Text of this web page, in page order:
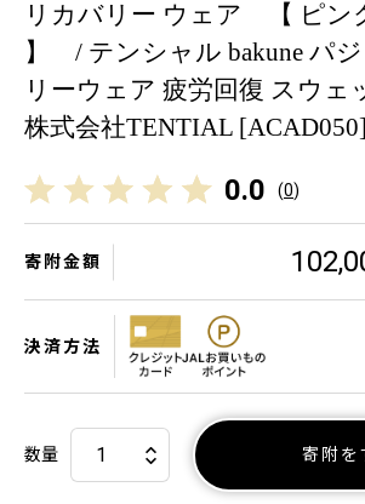
リカバリー ウェア 【 ピン
】 / テンシャル bakune パ
リーウェア 疲労回復 スウェ
株式会社TENTIAL [ACAD050]
0.0 (0)
寄附金額
決済方法
数量 寄附を